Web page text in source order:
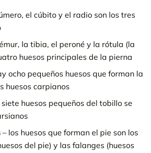
el cúbito y el radio son los tres
la tibia, el peroné y la rótula (la
huesos principales de la pierna
ocho pequeños huesos que forman la
huesos carpianos
siete huesos pequeños del tobillo se
– los huesos que forman el pie son los
del pie) y las falanges (huesos